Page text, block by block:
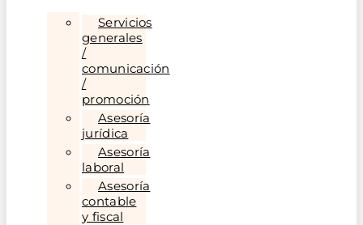
Servicios
generales
/
comunicación
/
promoción
Asesoría
jurídica
Asesoría
laboral
Asesoría
contable
y fiscal